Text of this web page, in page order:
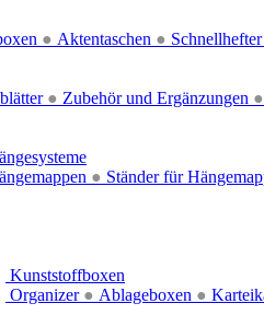
● Aktentaschen ● Schnellhefter
● Zubehör und Ergänzungen ●
● Ständer für
Kunststoffboxen
Organizer ● Ablageboxen ●